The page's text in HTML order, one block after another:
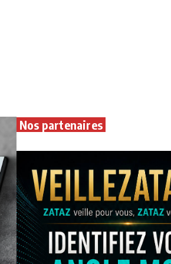
Nos partenaires